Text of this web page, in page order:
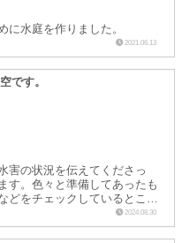
に水庭を作りました。
2021.06.13
です。
害の状況を伝えてくださっ
す。色々と準備してあったも
をチェックしているところ
うで、長い間停滞するとの情
2024.08.30